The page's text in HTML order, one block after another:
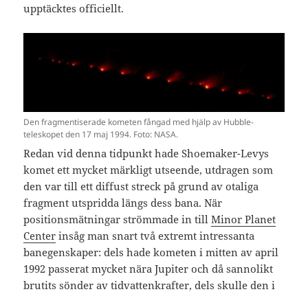
upptäcktes officiellt.
Den fragmentiserade kometen fångad med hjälp av Hubble-
teleskopet den 17 maj 1994. Foto: NASA.
Redan vid denna tidpunkt hade Shoemaker-Levys
komet ett mycket märkligt utseende, utdragen som
den var till ett diffust streck på grund av otaliga
fragment utspridda längs dess bana. När
positionsmätningar strömmade in tillMinor Planet
Center insåg man snart två extremt intressanta
banegenskaper: dels hade kometen i mitten av april
1992 passerat mycket nära Jupiter och då sannolikt
brutits sönder av tidvattenkrafter, dels skulle den i